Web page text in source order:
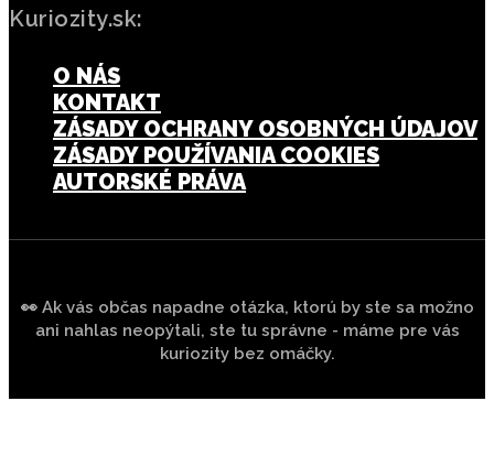
Kuriozity.sk:
O NÁS
KONTAKT
ZÁSADY OCHRANY OSOBNÝCH ÚDAJOV
ZÁSADY POUŽÍVANIA COOKIES
AUTORSKÉ PRÁVA
👀 Ak vás občas napadne otázka, ktorú by ste sa možno
ani nahlas neopýtali, ste tu správne - máme pre vás
kuriozity bez omáčky.